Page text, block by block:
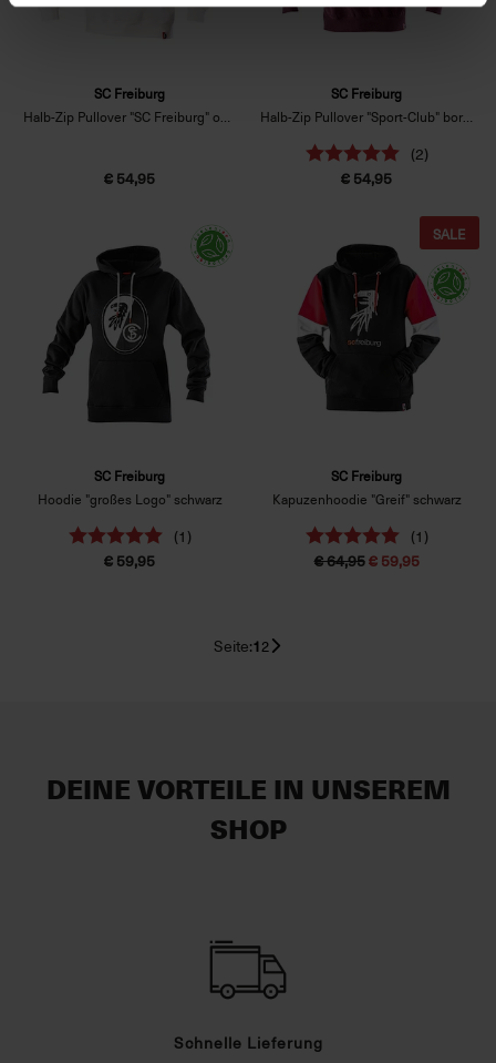
SC Freiburg
Halb-Zip Pullover "SC Freiburg" offwhite
€ 54,95
SC Freiburg
Halb-Zip Pullover "Sport-Club" bordeaux
(2)
€ 54,95
SC Freiburg
Hoodie "großes Logo" schwarz
(1)
€ 59,95
SC Freiburg
Kapuzenhoodie "Greif" schwarz
(1)
€ 64,95€ 59,95
SALE
Seite:12
DEINE VORTEILE IN UNSEREM
SHOP
Schnelle Lieferung